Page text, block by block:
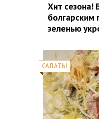
Хит сезона!
болгарским
зеленью
САЛАТЫ